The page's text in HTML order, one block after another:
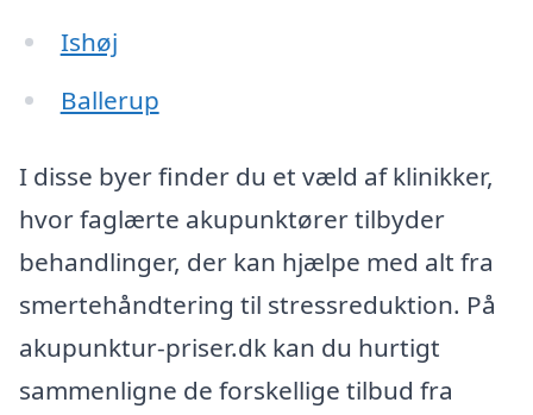
Ishøj
Ballerup
I disse byer finder du et væld af klinikker,
hvor faglærte akupunktører tilbyder
behandlinger, der kan hjælpe med alt fra
smertehåndtering til stressreduktion. På
akupunktur-priser.dk kan du hurtigt
sammenligne de forskellige tilbud fra